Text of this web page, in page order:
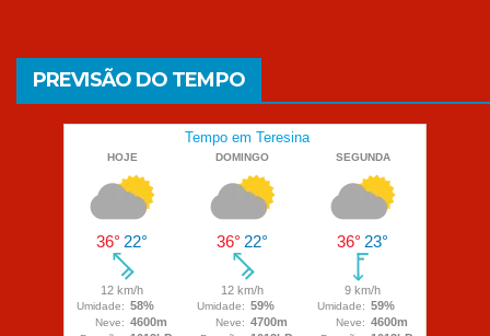
PREVISÃO DO TEMPO